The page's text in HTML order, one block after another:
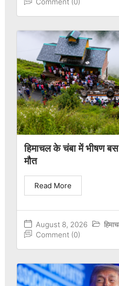
Comment (0)
हिमाचल के चंबा में भीषण बस
मौत
August 8, 2026
Comment (0)
Read More